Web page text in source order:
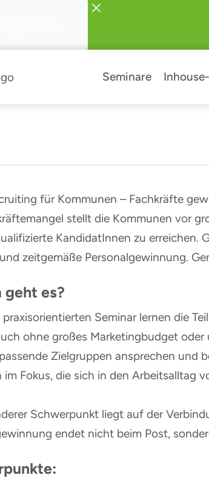
Seminare
für Kommunen – Fachkräfte
stellt die Kommunen vor
KandidatInnen zu erreichen.
zeitgemäße Personalgewinnung.
geht es?
praxisorientierten Seminar lernen die
ohne großes Marketingbudget
Zielgruppen ansprechen und
im Fokus, die sich in den Arbeitsalltag
Schwerpunkt liegt auf der
endet nicht beim Post,